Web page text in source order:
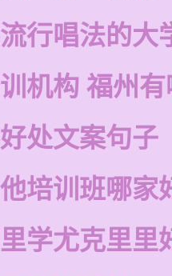
行唱法的大
机构 福州
处文案句子
培训班哪家
学尤克里里